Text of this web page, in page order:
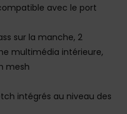
avec le port
sur la manche, 2
multimédia intérieure,
mesh
intégrés au niveau des